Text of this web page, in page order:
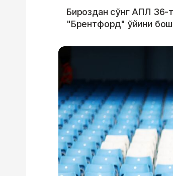
Бироздан сўнг АПЛ
"Брентфорд" ўйини